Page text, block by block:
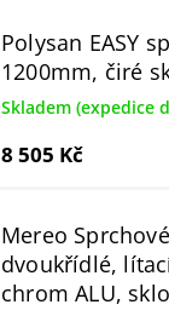
Polysan EASY
1200mm, čiré
Skladem (expedice
8 505 Kč
Mereo
dvoukřídlé,
chrom ALU,